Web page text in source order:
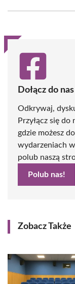
(Twitter)
Dołącz do
Odkrywaj,
Przyłącz się do
gdzie możesz
wydarzeniach
polub naszą
Polub nas!
Zobacz Także